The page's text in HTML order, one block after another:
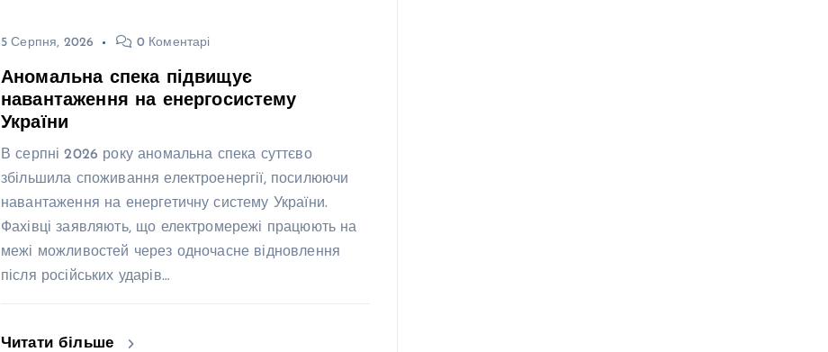
5 Серпня, 2026 0 Коментарі
Аномальна спека підвищує
навантаження на енергосистему
України
В серпні 2026 року аномальна спека суттєво
збільшила споживання електроенергії, посилюючи
навантаження на енергетичну систему України.
Фахівці заявляють, що електромережі працюють на
межі можливостей через одночасне відновлення
після російських ударів…
Читати більше